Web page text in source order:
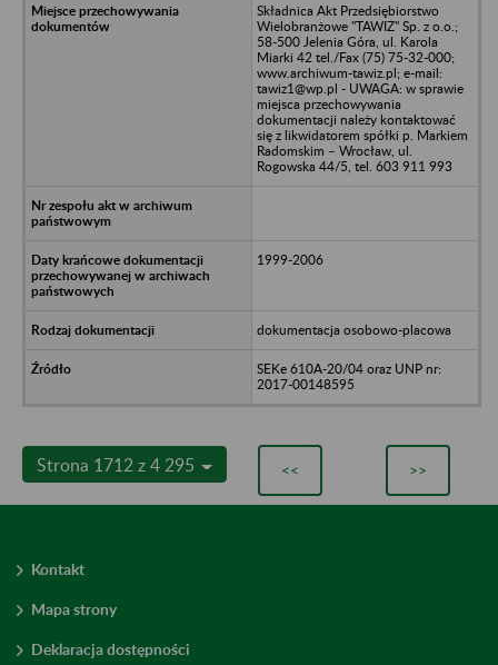
Składnica Akt Przedsiębiorstwo
Wielobranżowe "TAWIZ" Sp. z o.o.;
58-500 Jelenia Góra, ul. Karola
Miarki 42 tel./Fax (75) 75-32-000;
www.archiwum-tawiz.pl; e-mail:
tawiz1@wp.pl - UWAGA: w sprawie
miejsca przechowywania
dokumentacji należy kontaktować
się z likwidatorem spółki p. Markiem
Radomskim – Wrocław, ul.
Rogowska 44/5, tel. 603 911 993
1999-2006
dokumentacja osobowo-placowa
SEKe 610A-20/04 oraz UNP nr:
2017-00148595
Strona 1712 z 4 295 << >>
Kontakt
Mapa strony
Deklaracja dostępności